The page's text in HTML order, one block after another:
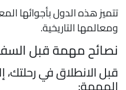
هذه الدول بأجوائها
التاريخية.
مهمة قبل
الانطلاق في رحلتك،